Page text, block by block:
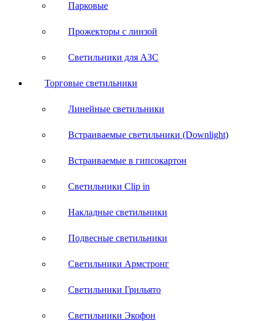
Парковые
Прожекторы с линзой
Светильники для АЗС
Торговые светильники
Линейные светильники
Встраиваемые светильники (Downlight)
Встраиваемые в гипсокартон
Светильники Clip in
Накладные светильники
Подвесные светильники
Светильники Армстронг
Светильники Грильято
Светильники Экофон